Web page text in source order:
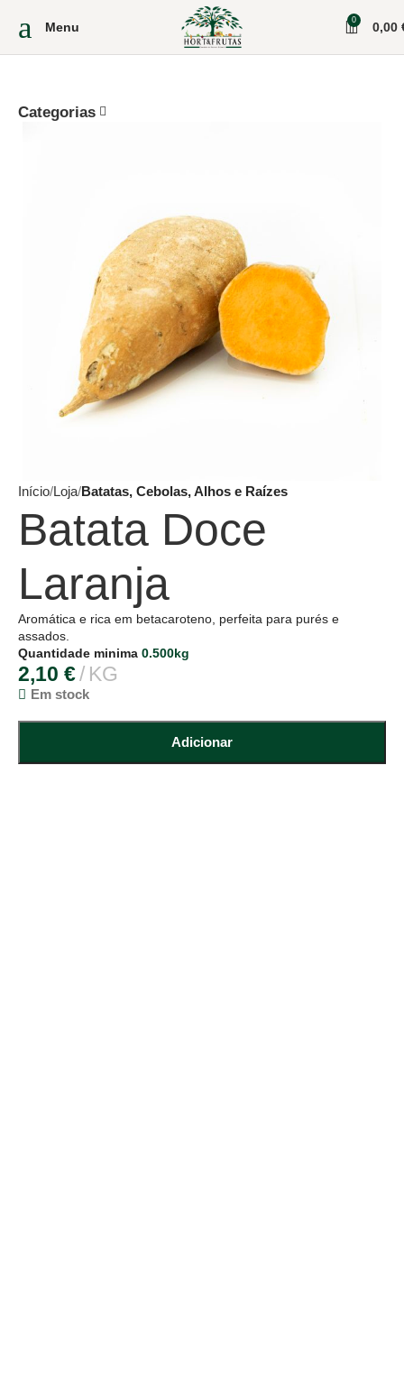
Menu 0 0,00
Categorias
Início Loja Batatas, Cebolas, Alhos e Raízes
Batata Doce
Laranja
Aromática e rica em betacaroteno, perfeita para purés e
assados.
Quantidade minima 0.500kg
2,10 € KG
Em stock
Adicionar